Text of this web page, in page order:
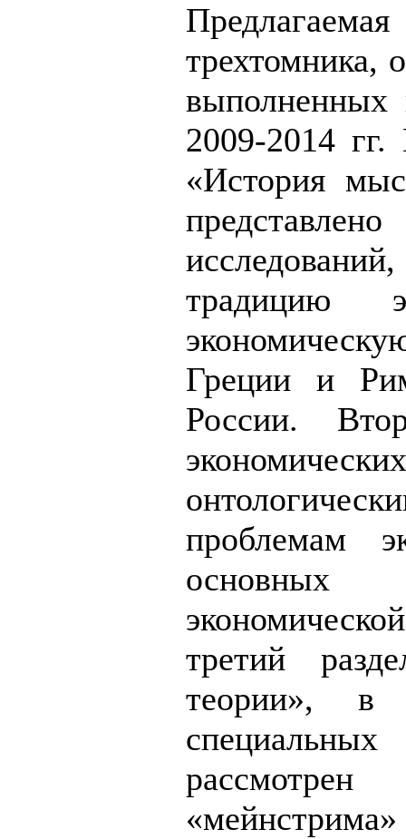
трехтомника,
2009-2014
«История
традицию
Греции и
России.
проблемам
основных
третий
теории», в
«мейнстрима»